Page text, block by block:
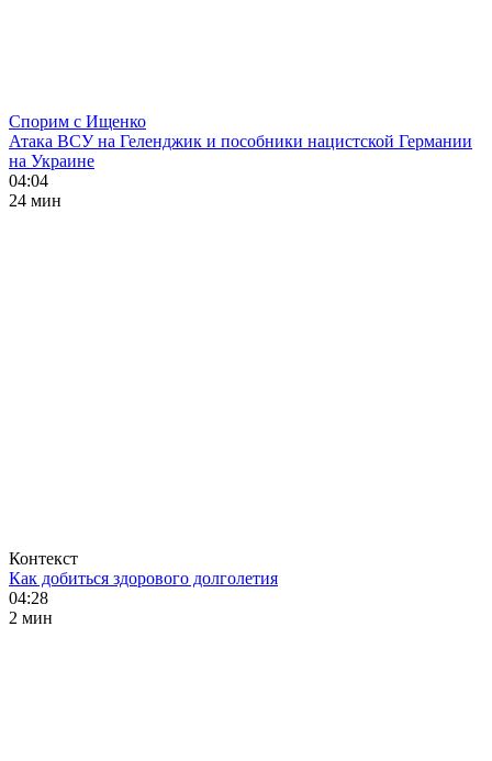
Спорим с Ищенко
Атака ВСУ на Геленджик и пособники нацистской Германии
на Украине
04:04
24 мин
Контекст
Как добиться здорового долголетия
04:28
2 мин